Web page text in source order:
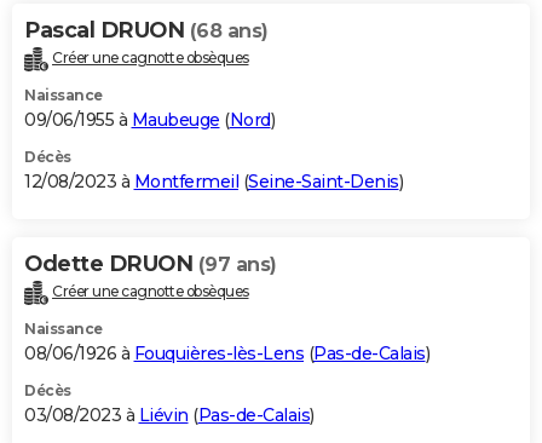
Pascal DRUON (68 ans)
Créer une cagnotte obsèques
Naissance
09/06/1955 à Maubeuge (Nord)
Décès
12/08/2023 à Montfermeil (Seine-Saint-Denis)
Odette DRUON (97 ans)
Créer une cagnotte obsèques
Naissance
08/06/1926 à Fouquières-lès-Lens (Pas-de-Calais)
Décès
03/08/2023 à Liévin (Pas-de-Calais)